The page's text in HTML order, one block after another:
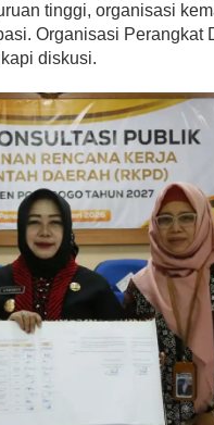
tinggi, organisasi
Organisasi Perangkat
diskusi.